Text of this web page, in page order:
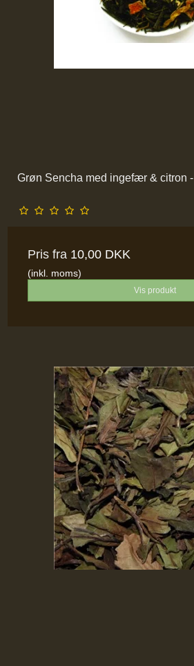
Grøn Sencha med ingefær & citron
Pris fra 10,00 DKK
(inkl. moms)
Vis produkt